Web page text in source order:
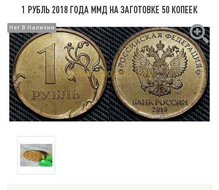
1 РУБЛЬ 2018 ГОДА ММД НА ЗАГОТОВКЕ 50 КОПЕЕК
Нет В Наличии
Нет В Наличии